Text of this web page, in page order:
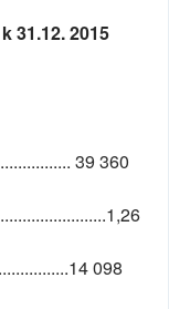
31.12. 2015
39 360
098